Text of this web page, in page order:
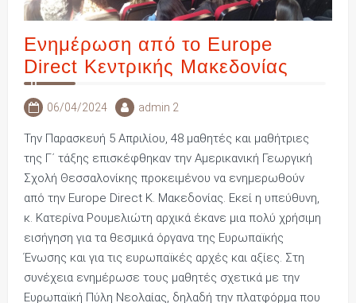
Ενημέρωση από το Europe
Direct Κεντρικής Μακεδονίας
06/04/2024 admin 2
Την Παρασκευή 5 Απριλίου, 48 μαθητές και μαθήτριες
της Γ΄ τάξης επισκέφθηκαν την Αμερικανική Γεωργική
Σχολή Θεσσαλονίκης προκειμένου να ενημερωθούν
από την Europe Direct Κ. Μακεδονίας. Εκεί η υπεύθυνη,
κ. Κατερίνα Ρουμελιώτη αρχικά έκανε μια πολύ χρήσιμη
εισήγηση για τα θεσμικά όργανα της Ευρωπαϊκής
Ένωσης και για τις ευρωπαϊκές αρχές και αξίες. Στη
συνέχεια ενημέρωσε τους μαθητές σχετικά με την
Ευρωπαϊκή Πύλη Νεολαίας, δηλαδή την πλατφόρμα που